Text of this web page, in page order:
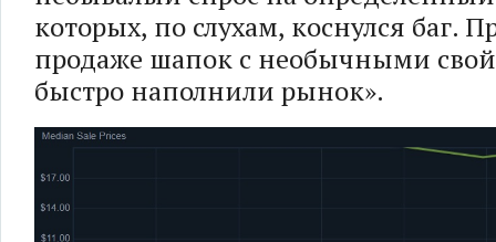
которых, по слухам, коснулся баг.
продаже шапок с необычными
быстро наполнили рынок».